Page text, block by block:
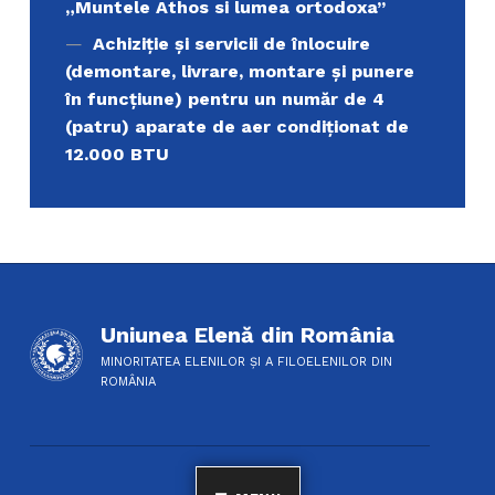
„Muntele Athos si lumea ortodoxa’’
Achiziție și servicii de înlocuire
(demontare, livrare, montare și punere
în funcțiune) pentru un număr de 4
(patru) aparate de aer condiționat de
12.000 BTU
Uniunea Elenă din România
MINORITATEA ELENILOR ȘI A FILOELENILOR DIN
ROMÂNIA